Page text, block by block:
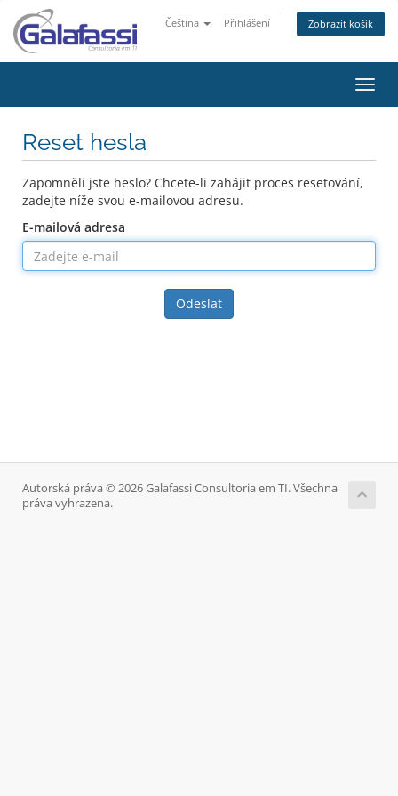
Čeština Přihlášení Zobrazit košík
Reset hesla
Zapomněli jste heslo? Chcete-li zahájit proces resetování,
zadejte níže svou e-mailovou adresu.
E-mailová adresa
Odeslat
Autorská práva © 2026 Galafassi Consultoria em TI. Všechna
práva vyhrazena.